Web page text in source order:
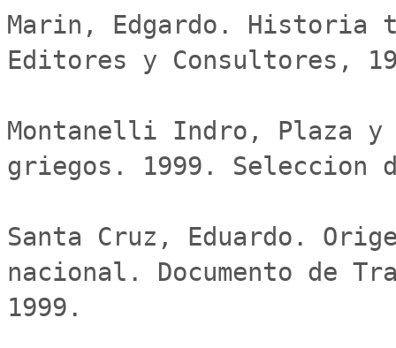
Marin, Edgardo.
Editores y Consultores,
Montanelli Indro, Plaza
griegos. 1999. Seleccion
Santa Cruz, Eduardo.
nacional. Documento de
1999.